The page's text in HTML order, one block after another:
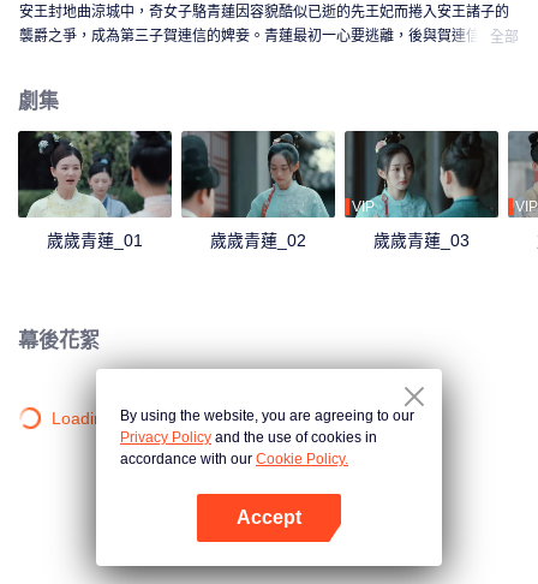
安王封地曲涼城中，奇女子駱青蓮因容貌酷似已逝的先王妃而捲入安王諸子的
襲爵之爭，成為第三子賀連信的婢妾。青蓮最初一心要逃離，後與賀連信歷經
全部
劇集
歲歲青蓮_01 歲歲青蓮_02
VIP
歲歲青蓮_03
VIP
幕後花絮
Loading…By using the website, you are agreeing to our
Privacy Policy and the use of cookies in
accordance with our Cookie Policy.
Accept